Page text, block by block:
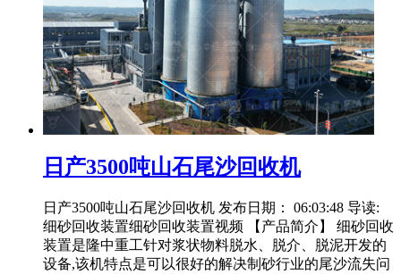
日产3500吨山石尾沙回收机
日产3500吨山石尾沙回收机 发布日期： 06:03:48 导读:
细砂回收装置细砂回收装置视频 【产品简介】 细砂回收
装置是隆中重工针对浆状物料脱水、脱介、脱泥开发的
设备,该机特点是可以很好的解决制砂行业的尾沙流失问